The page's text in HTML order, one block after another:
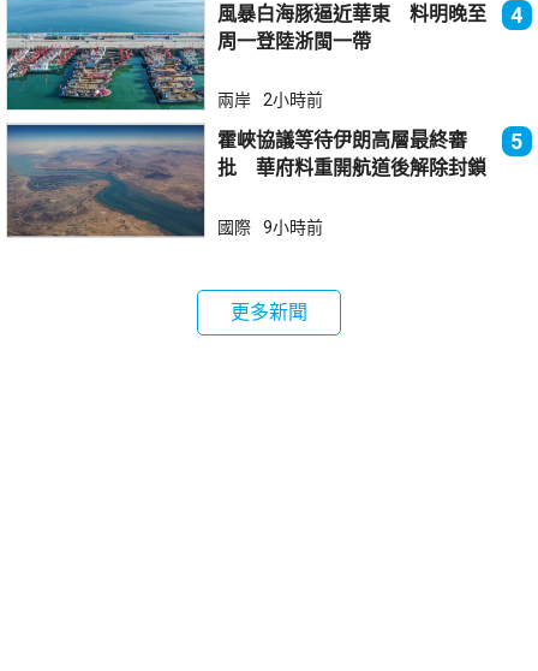
風暴白海豚逼近華東 料明晚至
周一登陸浙閩一帶
4
兩岸 2小時前
霍峽協議等待伊朗高層最終審
批 華府料重開航道後解除封鎖
5
國際 9小時前
更多新聞